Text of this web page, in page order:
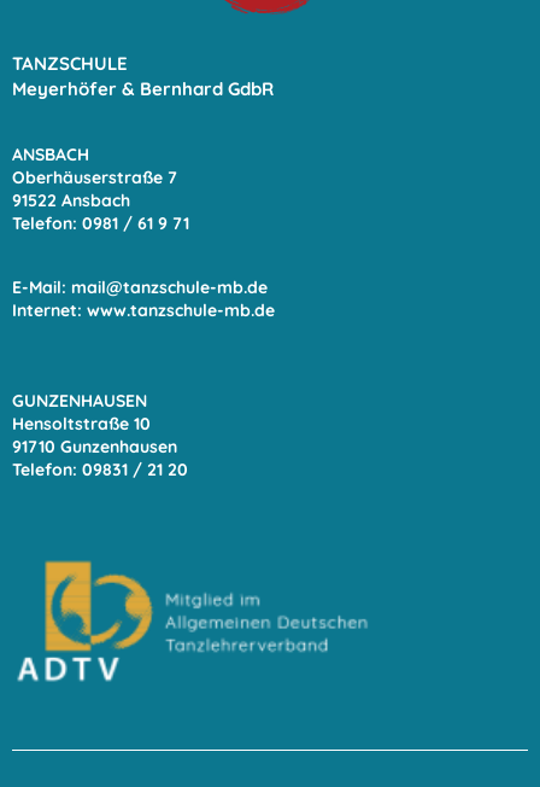
TANZSCHULE
Meyerhöfer & Bernhard GdbR
ANSBACH
Oberhäuserstraße 7
91522 Ansbach
Telefon: 0981 / 61 9 71
E-Mail: mail@tanzschule-mb.de
Internet: www.tanzschule-mb.de
GUNZENHAUSEN
Hensoltstraße 10
91710 Gunzenhausen
Telefon: 09831 / 21 20